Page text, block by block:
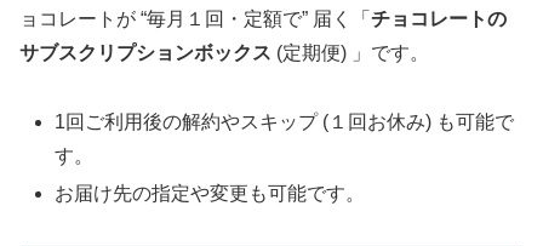
ョコレートが “毎月１回・定額で” 届く「 チョコレートの
サブスクリプションボックス (定期便) 」です。
1回ご利用後の解約やスキップ (１回お休み) も可能で
す。
お届け先の指定や変更も可能です。